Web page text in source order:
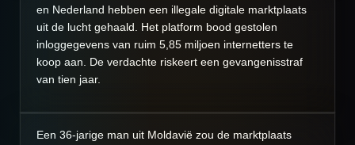
en Nederland hebben een illegale digitale marktplaats
uit de lucht gehaald. Het platform bood gestolen
inloggegevens van ruim 5,85 miljoen internetters te
koop aan. De verdachte riskeert een gevangenisstraf
van tien jaar.
Een 36-jarige man uit Moldavië zou de marktplaats